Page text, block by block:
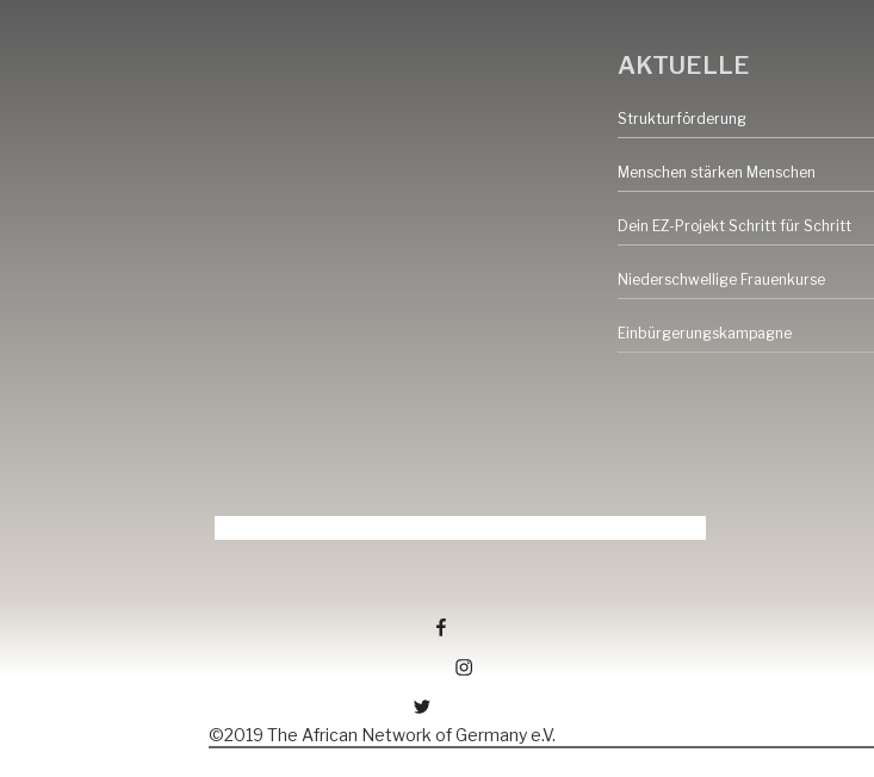
AKTUELLE
Strukturförderung
Menschen stärken Menschen
Dein EZ-Projekt Schritt für Schritt
Niederschwellige Frauenkurse
Einbürgerungskampagne
©2019 The African Network of Germany e.V.